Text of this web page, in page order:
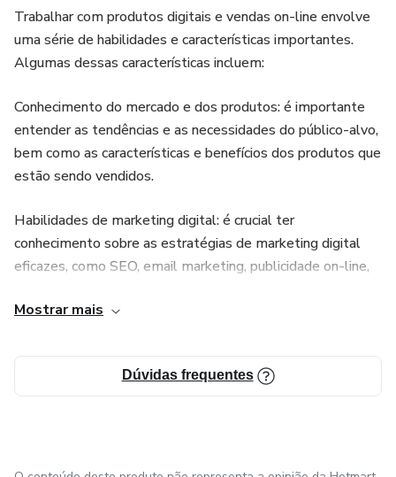
Trabalhar com produtos digitais e vendas on-line envolve
uma série de habilidades e características importantes.
Algumas dessas características incluem:
Conhecimento do mercado e dos produtos: é importante
entender as tendências e as necessidades do público-alvo,
bem como as características e benefícios dos produtos que
estão sendo vendidos.
Habilidades de marketing digital: é crucial ter
conhecimento sobre as estratégias de marketing digital
eficazes, como SEO, email marketing, publicidade on-line,
eficiente.
Habilidades de vendas: é fundamental ter habilidades de
comunicação e persuasão para vender produtos de maneira
eficaz e atrair clientes.
importante entender as principais plataformas de comércio
Mostrar mais
Dúvidas frequentes